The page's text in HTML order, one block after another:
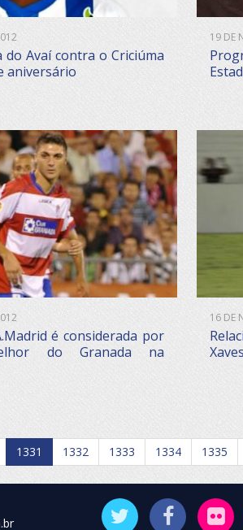
Avaí contra o Criciúma
aniversário
19 DE
é considerada por
do Granada na
16 DE
1331 1332 1333 1334 1335